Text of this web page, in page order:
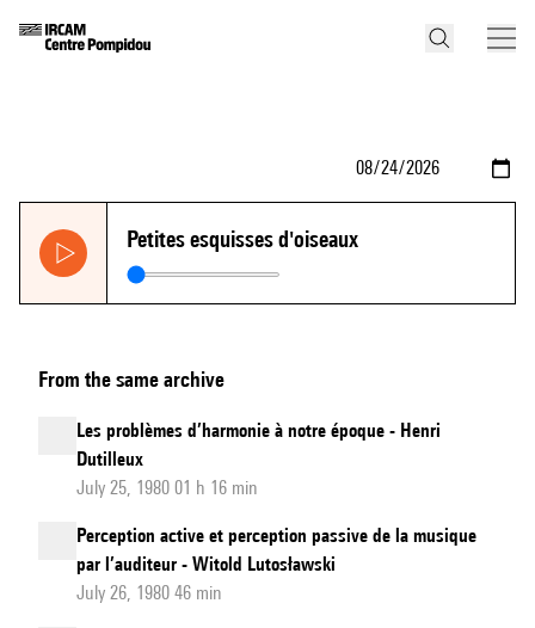
Petites esquisses d'oiseaux
From the same archive
Les problèmes d’harmonie à notre époque - Henri
Dutilleux
July 25, 1980 01 h 16 min
Perception active et perception passive de la musique
par l’auditeur - Witold Lutosławski
July 26, 1980 46 min